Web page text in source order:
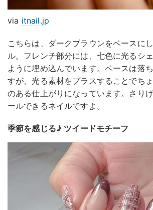
via itnail.jp
こちらは、ダークブラウンをベースに
ル。フレンチ部分には、七色に光るシ
ように埋め込んでいます。ベースは落
すが、光る素材をプラスすることでち
のある仕上がりになっています。さり
ールできるネイルですよ。
季節を感じる♪ ツイードモチーフ